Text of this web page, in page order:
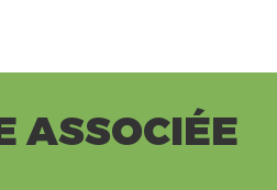
ASSOCIÉE